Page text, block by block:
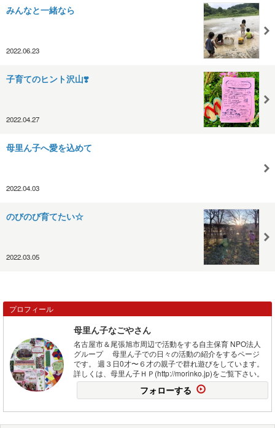
みんなと一緒なら
2022.06.23
子育てのヒント沢山❣️
2022.04.27
母里ん子へ愛を込めて
2022.04.03
のびのび育てたい☆
2022.03.05
プロフィール
母里ん子なごやさん
名古屋市＆尾張旭市周辺で活動をする自主保育 NPO法人
グループ 母里ん子での日々の活動の紹介をするページ
です。 週３日0才〜６才の親子で群れ遊びをしています。
詳しくは、母里ん子ＨＰ(http://morinko.jp)をご覧下さい。
フォローする